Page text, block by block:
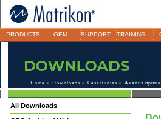
PRODUCTS OEM SUPPORT TRAINING
Home > Downloads > Casestudies > Анализ
All Downloads